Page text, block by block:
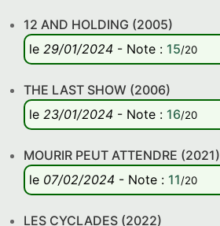
12 AND HOLDING (2005)
le 29/01/2024 - Note : 15/20
THE LAST SHOW (2006)
le 23/01/2024 - Note : 16/20
MOURIR PEUT ATTENDRE (2021)
le 07/02/2024 - Note : 11/20
LES CYCLADES (2022)